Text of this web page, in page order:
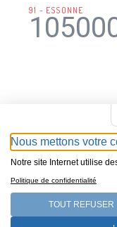
91 - ESSONNE
TOUTES LES
Le portail des
BLOG ET CONSEILS DE
Nous mettons votre
Notre site Internet utilise
Politique de confidentialité
TOUT REFUSER